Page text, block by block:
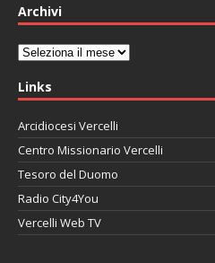
Archivi
Archivi
Links
Arcidiocesi Vercelli
Centro Missionario Vercelli
Tesoro del Duomo
Radio City4You
Vercelli Web TV